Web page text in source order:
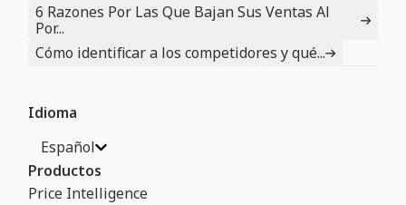
6 Razones Por Las Que Bajan Sus Ventas Al
Por...
Cómo identificar a los competidores y qué...
Idioma
Español
Productos
Price Intelligence